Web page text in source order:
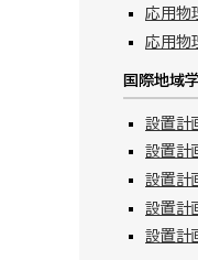
応用物
応用物
国際地域
設置計
設置計
設置計
設置計
設置計